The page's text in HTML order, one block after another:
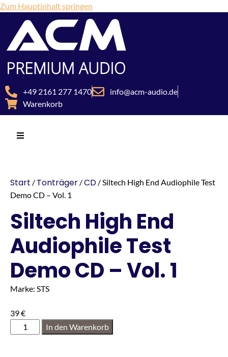
Zum Hauptinhalt springen
+49 2161 277 1470
info@acm-audio.de
Warenkorb
Start / Tonträger /CD / Siltech High End Audiophile Test
Demo CD – Vol. 1
Siltech High End
Audiophile Test
Demo CD – Vol. 1
Marke: STS
39€
In den Warenkorb